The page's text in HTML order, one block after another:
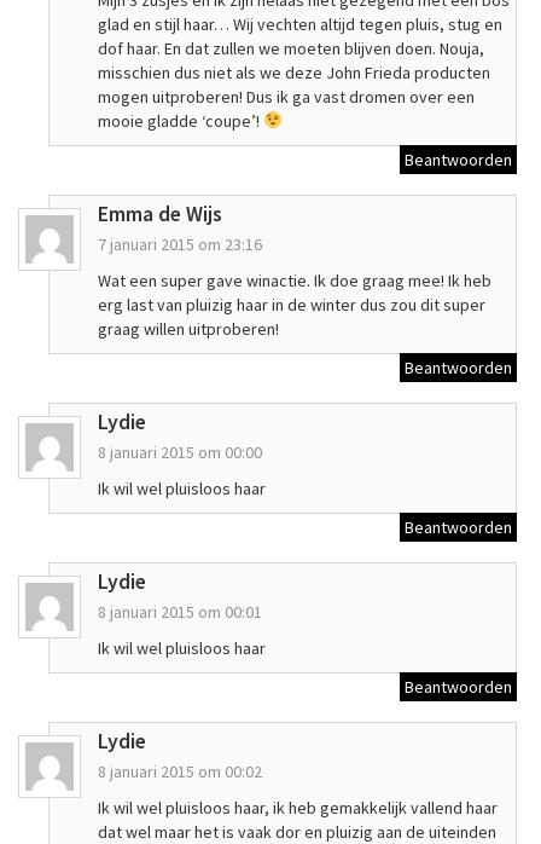
glad en stijl haar… Wij vechten altijd tegen pluis, stug en
dof haar. En dat zullen we moeten blijven doen. Nouja,
misschien dus niet als we deze John Frieda producten
mogen uitproberen! Dus ik ga vast dromen over een
mooie gladde ‘coupe’!
Beantwoorden
Emma de Wijs
7 januari 2015 om 23:16
Wat een super gave winactie. Ik doe graag mee! Ik heb
erg last van pluizig haar in de winter dus zou dit super
graag willen uitproberen!
Beantwoorden
Lydie
8 januari 2015 om 00:00
Ik wil wel pluisloos haar
Beantwoorden
Lydie
8 januari 2015 om 00:01
Ik wil wel pluisloos haar
Beantwoorden
Lydie
8 januari 2015 om 00:02
Ik wil wel pluisloos haar, ik heb gemakkelijk vallend haar
dat wel maar het is vaak dor en pluizig aan de uiteinden